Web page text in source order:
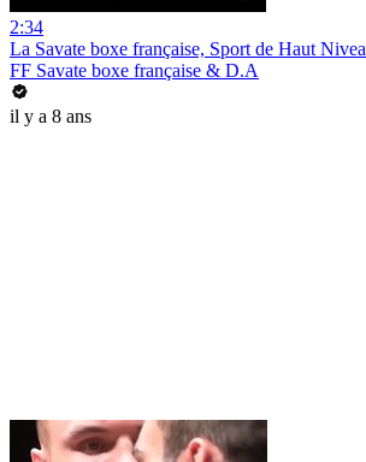
2:34
La Savate boxe française, Sport de Haut
FF Savate boxe française & D.A
il y a 8 ans